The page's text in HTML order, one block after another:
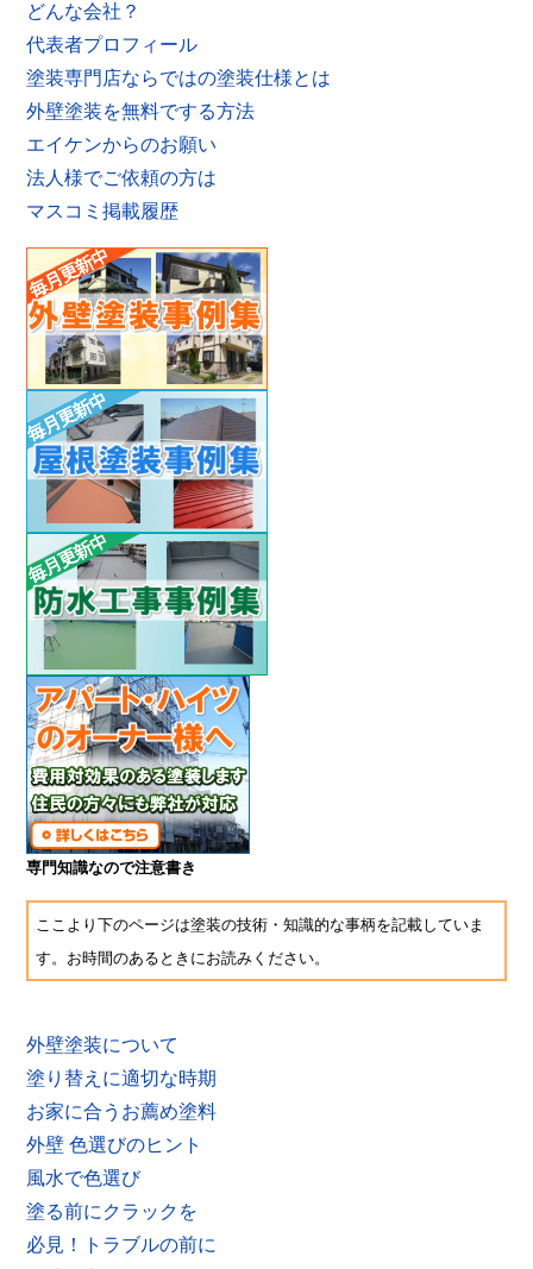
どんな会社？
代表者プロフィール
塗装専門店ならではの塗装仕様とは
外壁塗装を無料でする方法
エイケンからのお願い
法人様でご依頼の方は
マスコミ掲載履歴
専門知識なので注意書き
ここより下のページは塗装の技術・知識的な事柄を記載していま
す。お時間のあるときにお読みください。
外壁塗装について
塗り替えに適切な時期
お家に合うお薦め塗料
外壁 色選びのヒント
風水で色選び
塗る前にクラックを
必見！トラブルの前に